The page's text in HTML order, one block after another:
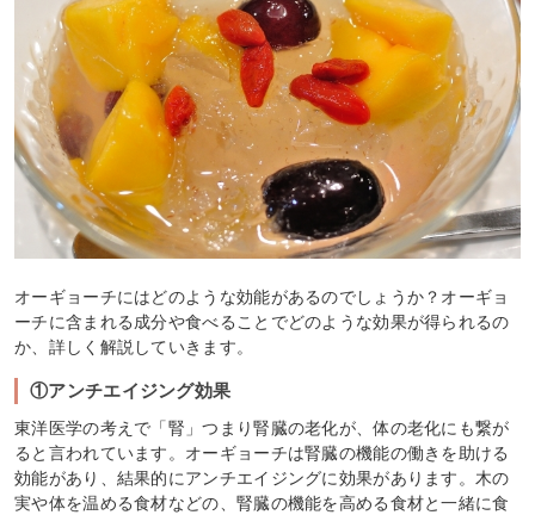
オーギョーチにはどのような効能があるのでしょうか？オーギョ
ーチに含まれる成分や食べることでどのような効果が得られるの
か、詳しく解説していきます。
①アンチエイジング効果
東洋医学の考えで「腎」つまり腎臓の老化が、体の老化にも繋が
ると言われています。オーギョーチは腎臓の機能の働きを助ける
効能があり、結果的にアンチエイジングに効果があります。木の
実や体を温める食材などの、腎臓の機能を高める食材と一緒に食